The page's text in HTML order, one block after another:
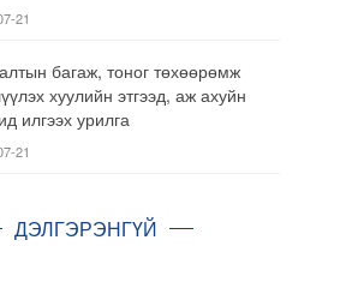
21
багаж, тоног төхөөрөмж
хуулийн этгээд, аж ахуйн
илгээх урилга
21
ДЭЛГЭРЭНГҮЙ